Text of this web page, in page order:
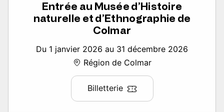
Entrée au Musée d’Histoire
naturelle et d’Ethnographie de
Colmar
Du 1 janvier 2026 au 31 décembre 2026
Région de Colmar
Billetterie